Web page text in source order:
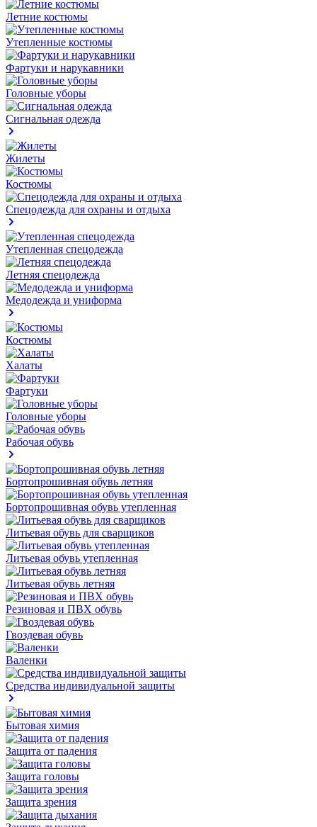
Летние костюмы
Утепленные костюмы
Фартуки и нарукавники
Головные уборы
Сигнальная одежда
Жилеты
Костюмы
Спецодежда для охраны и отдыха
Утепленная спецодежда
Летняя спецодежда
Медодежда и униформа
Костюмы
Халаты
Фартуки
Головные уборы
Рабочая обувь
Бортопрошивная обувь летняя
Бортопрошивная обувь утепленная
Литьевая обувь для сварщиков
Литьевая обувь утепленная
Литьевая обувь летняя
Резиновая и ПВХ обувь
Гвоздевая обувь
Валенки
Средства индивидуальной защиты
Бытовая химия
Защита от падения
Защита головы
Защита зрения